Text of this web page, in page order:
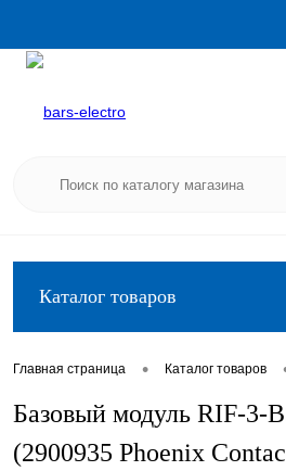
Каталог товаров
Главная страница • Каталог товаров
Базовый модуль RIF-3-
(2900935 Phoenix